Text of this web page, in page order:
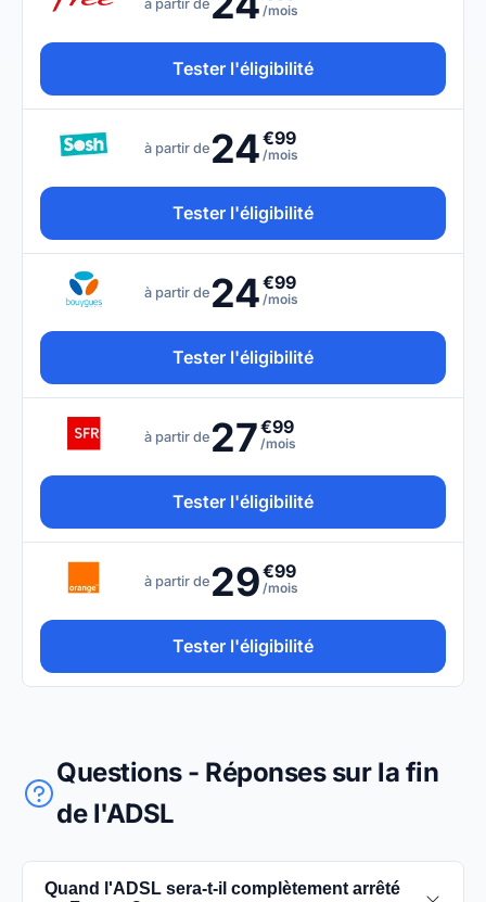
à partir de /mois
Tester l'éligibilité
à partir de 24€99
/mois
Tester l'éligibilité
à partir de 24€99
/mois
Tester l'éligibilité
à partir de 27€99
/mois
Tester l'éligibilité
à partir de 29€99
/mois
Tester l'éligibilité
Questions - Réponses sur la fin
de l'ADSL
Quand l'ADSL sera-t-il complètement arrêté